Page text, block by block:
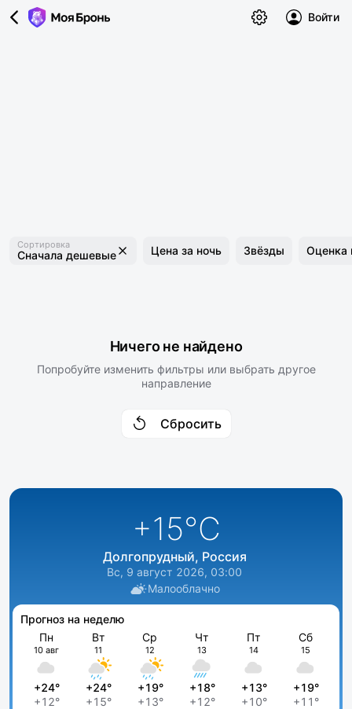
Войти
Сортировка
Сначала дешевые Цена за ночь Звёзды Оценка
Ничего не найдено
Попробуйте изменить фильтры или выбрать другое
направление
Сбросить
+15°C
Долгопрудный, Россия
Вс, 9 август 2026, 03:00
Малооблачно
Прогноз на неделю
Пн
10 авг
+24°
+12°
Вт
11
+24°
+15°
Ср
12
+19°
+13°
Чт
13
+18°
+12°
Пт
14
+13°
+10°
Сб
15
+19°
+11°